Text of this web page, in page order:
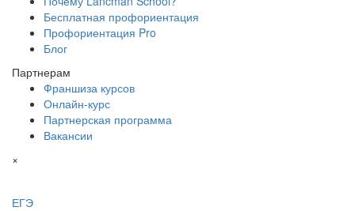
Бесплатная профориентация
Профориентация Pro
Блог
Партнерам
Франшиза курсов
Онлайн-курс
Партнерская программа
Вакансии
×
ЕГЭ